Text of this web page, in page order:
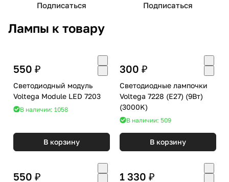
Подписаться Подписаться
Лампы к товару
550 ₽
Светодиодный модуль
Voltega Module LED 7203
В наличии: 1058
В корзину
300 ₽
Светодиодные лампочки
Voltega 7228 (E27) (9Вт)
(3000K)
В наличии: 509
В корзину
550 ₽ 1 330 ₽